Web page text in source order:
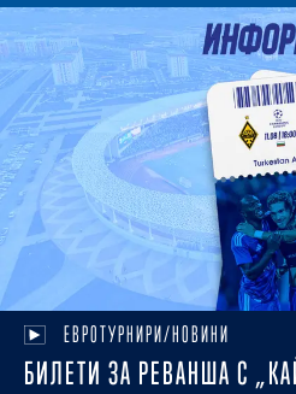
ЕВРОТУРНИРИ/НОВИНИ
БИЛЕТИ ЗА РЕВАНША С